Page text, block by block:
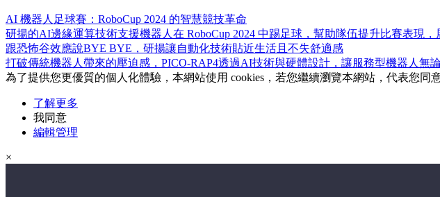
AI 機器人足球賽：RoboCup 2024 的智慧競技革命
研揚的AI邊緣運算技術支援機器人在 RoboCup 2024 中踢足球，幫助隊伍提升比賽表現
跟恐怖谷效應說BYE BYE，研揚讓自動化技術貼近生活且不失舒適感
打破傳統機器人帶來的壓迫感，PICO-RAP4透過AI技術與硬體設計，讓服務型機器人無
為了提供您更優質的個人化體驗，本網站使用 cookies，若您繼續瀏覽本網站，代表您同
了解更多
我同意
編輯管理
×